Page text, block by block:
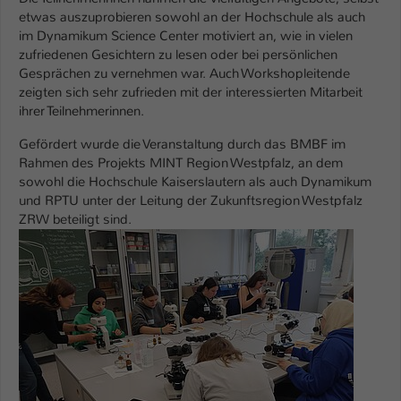
Show larger version
etwas auszuprobieren sowohl an der Hochschule als auch
im Dynamikum Science Center motiviert an, wie in vielen
zufriedenen Gesichtern zu lesen oder bei persönlichen
Gesprächen zu vernehmen war. Auch Workshopleitende
zeigten sich sehr zufrieden mit der interessierten Mitarbeit
ihrer Teilnehmerinnen.
Gefördert wurde die Veranstaltung durch das BMBF im
Rahmen des Projekts MINT Region Westpfalz, an dem
sowohl die Hochschule Kaiserslautern als auch Dynamikum
und RPTU unter der Leitung der Zukunftsregion Westpfalz
ZRW beteiligt sind.
Zweck
Einstellungen. Unter anderem eine zufällig
generierte ID, für die historische
Speicherung Ihrer vorgenommen
Einstellungen, falls der Webseiten-
Betreiber dies eingestellt hat.
Name fe_typo_user / PHPSESSID
Anbieter TYPO3
Laufzeit 1 Woche
Zweck
Dieses Cookie ist ein Standard-Session-
Cookie von TYPO3. Es speichert im Fall
eines Intranet-Logins die Session-ID. So
kann der eingeloggte Benutzer
wiedererkannt werden und es wird ihm
Zugang zu geschützten Bereichen
gewährt.